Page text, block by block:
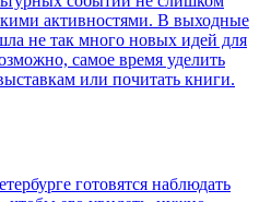
активностями. В выходные
не так много новых идей для
самое время уделить
или почитать книги.
готовятся наблюдать